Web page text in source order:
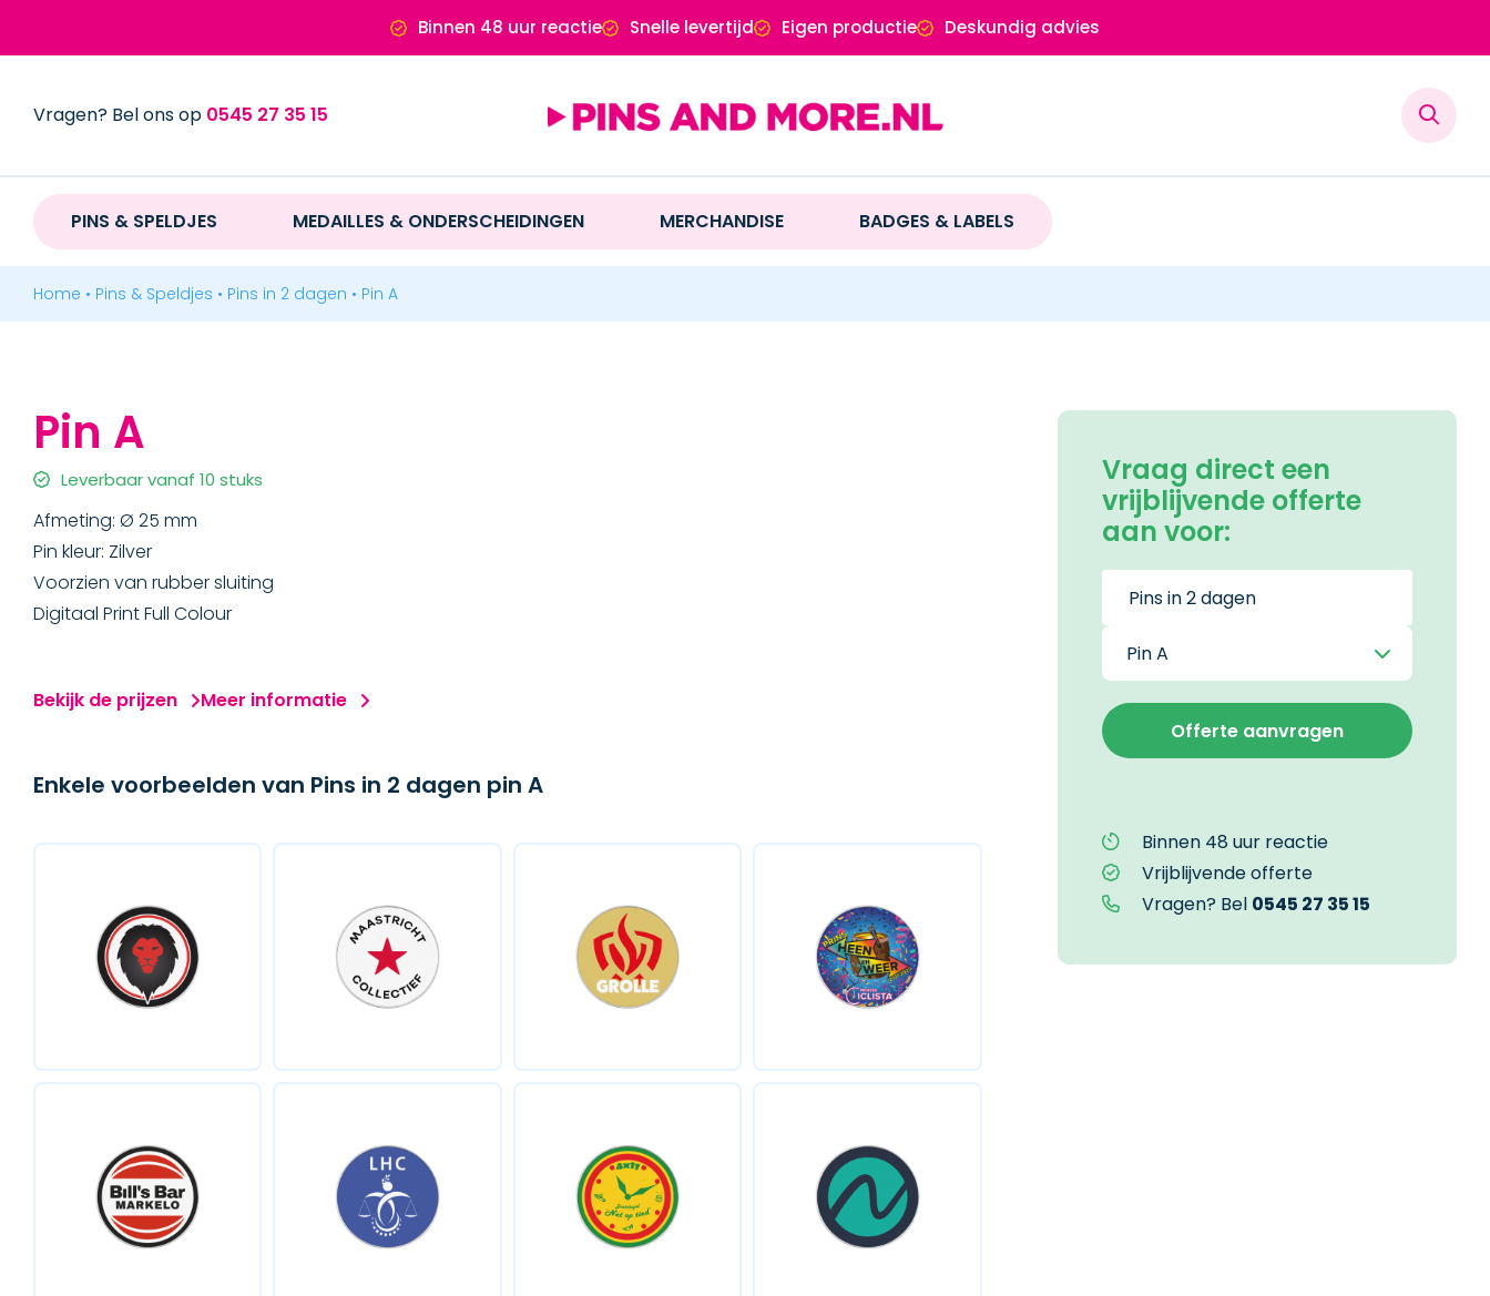
Binnen 48 uur reactie Snelle levertijd Eigen productie Deskundig advies
Vragen? Bel ons op 0545 27 35 15
PINS & SPELDJES MEDAILLES & ONDERSCHEIDINGEN MERCHANDISE BADGES & LABELS
Home • Pins & Speldjes • Pins in 2 dagen • Pin A
Pin A
Leverbaar vanaf 10 stuks
Afmeting: Ø 25 mm
Pin kleur: Zilver
Voorzien van rubber sluiting
Digitaal Print Full Colour
Bekijk de prijzen Meer informatie
Enkele voorbeelden van Pins in 2 dagen pin A
Vraag direct een
vrijblijvende offerte
aan voor:
Binnen 48 uur reactie
Vrijblijvende offerte
Vragen? Bel 0545 27 35 15
PINS & SPELDJES
BADGES & LABELS